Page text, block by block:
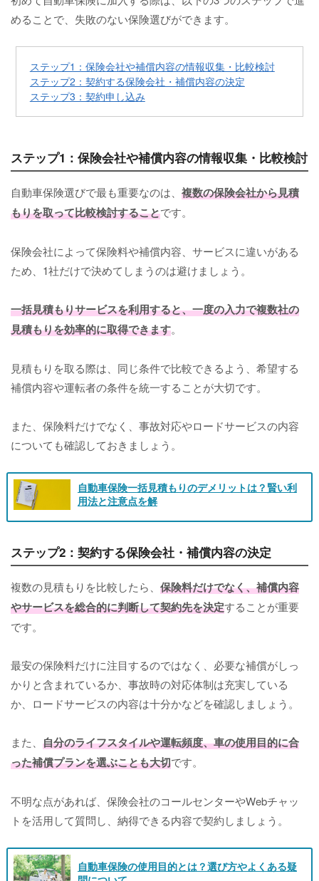
めることで、失敗のない保険選びができます。
ステップ1：保険会社や補償内容の情報収集・比較検討
ステップ2：契約する保険会社・補償内容の決定
ステップ3：契約申し込み
ステップ1：保険会社や補償内容の情報収集・比較検討
自動車保険選びで最も重要なのは、 複数の保険会社から見積
もりを取って比較検討することです。
保険会社によって保険料や補償内容、サービスに違いがある
ため、1社だけで決めてしまうのは避けましょう。
一括見積もりサービスを利用すると、一度の入力で複数社の
見積もりを効率的に取得できます。
見積もりを取る際は、同じ条件で比較できるよう、希望する
補償内容や運転者の条件を統一することが大切です。
また、保険料だけでなく、事故対応やロードサービスの内容
についても確認しておきましょう。
自動車保険一括見積もりのデメリットは？賢い利
用法と注意点を解
ステップ2：契約する保険会社・補償内容の決定
複数の見積もりを比較したら、 保険料だけでなく、補償内容
やサービスを総合的に判断して契約先を決定することが重要
です。
最安の保険料だけに注目するのではなく、必要な補償がしっ
かりと含まれているか、事故時の対応体制は充実している
か、ロードサービスの内容は十分かなどを確認しましょう。
また、 自分のライフスタイルや運転頻度、車の使用目的に合
った補償プランを選ぶことも大切です。
不明な点があれば、保険会社のコールセンターやWebチャッ
トを活用して質問し、納得できる内容で契約しましょう。
自動車保険の使用目的とは？選び方やよくある疑